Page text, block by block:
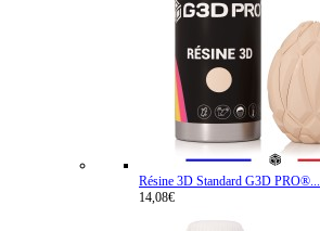
Résine 3D Standard G3D PRO®...
14,08€